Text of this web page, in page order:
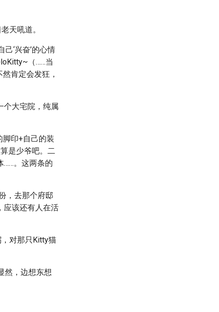
天吼道。
‘兴奋’的心情
（……当
肯定会发狂，
个大宅院，纯属
脚印+自己的装
是少爷吧。二
……。这两条的
，去那个府邸
应该还有人在活
对那只Kitty猫
然，边想东想